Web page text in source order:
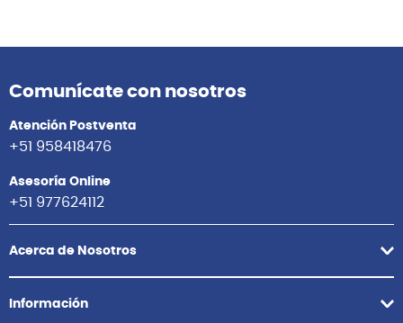
Comunícate con nosotros
Atención Postventa
+51 958418476
Asesoría Online
+51 977624112
Acerca de Nosotros
Información